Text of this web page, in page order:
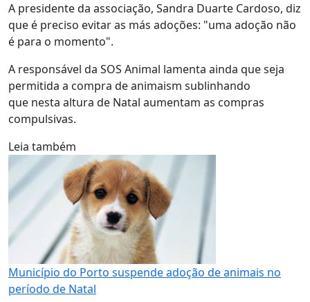
A presidente da associação, Sandra Duarte Cardoso, diz
que é preciso evitar as más adoções: "uma adoção não
é para o momento".
A responsável da SOS Animal lamenta ainda que seja
permitida a compra de animaism sublinhando
que nesta altura de Natal aumentam as compras
compulsivas.
Leia também
Município do Porto suspende adoção de animais no
período de Natal